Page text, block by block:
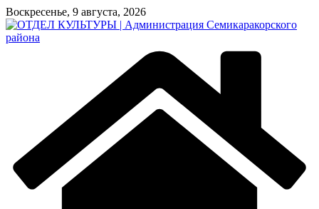
Перейти
к
содержимому
Воскресенье, 9 августа, 2026